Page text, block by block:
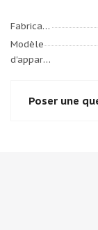
Fabricant
Modèle
d'appareil
Poser une